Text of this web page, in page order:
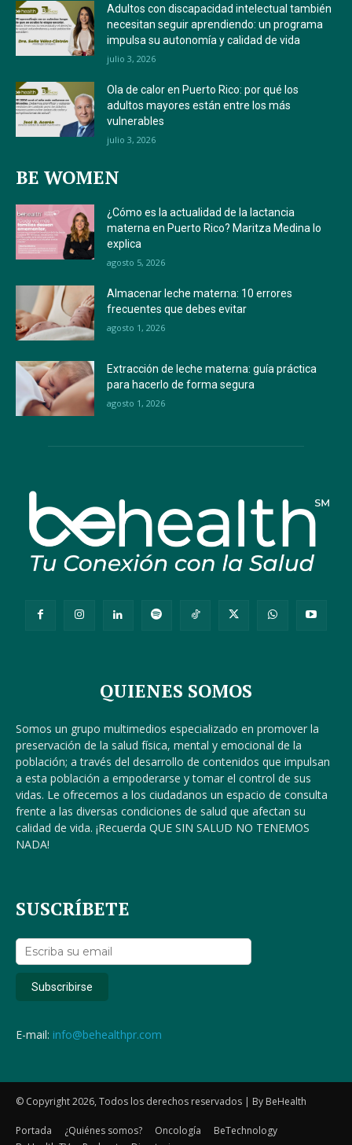
Adultos con discapacidad intelectual también
necesitan seguir aprendiendo: un programa
impulsa su autonomía y calidad de vida
julio 3, 2026
Ola de calor en Puerto Rico: por qué los
adultos mayores están entre los más
vulnerables
julio 3, 2026
BE WOMEN
¿Cómo es la actualidad de la lactancia
materna en Puerto Rico? Maritza Medina lo
explica
agosto 5, 2026
Almacenar leche materna: 10 errores
frecuentes que debes evitar
agosto 1, 2026
Extracción de leche materna: guía práctica
para hacerlo de forma segura
agosto 1, 2026
QUIENES SOMOS
Somos un grupo multimedios especializado en promover la
preservación de la salud física, mental y emocional de la
población; a través del desarrollo de contenidos que impulsan
a esta población a empoderarse y tomar el control de sus
vidas. Le ofrecemos a los ciudadanos un espacio de consulta
frente a las diversas condiciones de salud que afectan su
calidad de vida. ¡Recuerda QUE SIN SALUD NO TENEMOS
NADA!
SUSCRÍBETE
E-mail: info@behealthpr.com
© Copyright 2026, Todos los derechos reservados | By BeHealth
Portada ¿Quiénes somos? Oncología
BeTechnology